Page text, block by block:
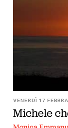
VENERDÌ 17
Michele